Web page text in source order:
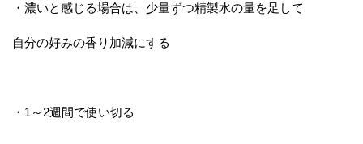
・濃いと感じる場合は、少量ずつ精製水の量を足して
自分の好みの香り加減にする
・1～2週間で使い切る